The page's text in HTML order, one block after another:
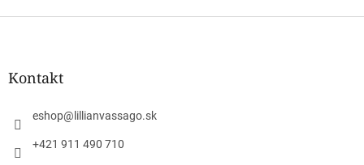
Z
Kontakt
eshop@ lillianvassago.sk
+421 911 490 710